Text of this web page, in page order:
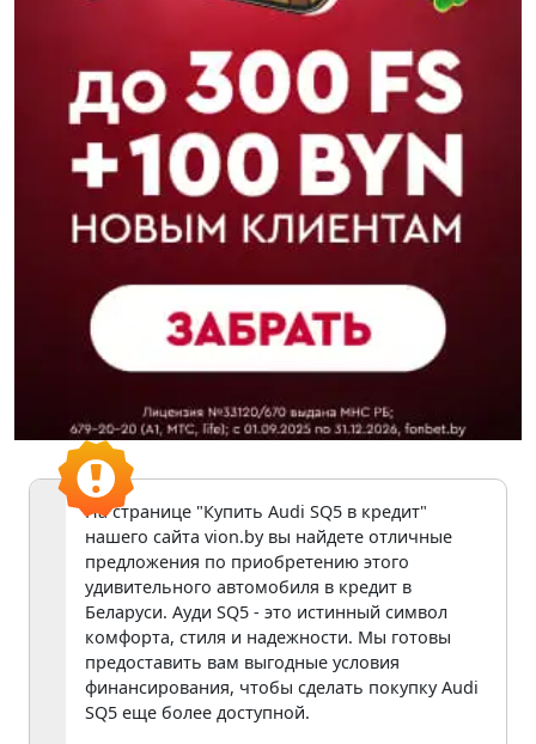
На странице "Купить Audi SQ5 в кредит"
нашего сайта vion.by вы найдете отличные
предложения по приобретению этого
удивительного автомобиля в кредит в
Беларуси. Ауди SQ5 - это истинный символ
комфорта, стиля и надежности. Мы готовы
предоставить вам выгодные условия
финансирования, чтобы сделать покупку Audi
SQ5 еще более доступной.